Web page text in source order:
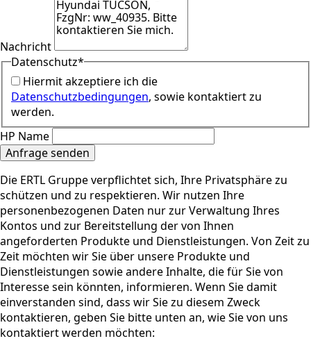
Nachricht
Datenschutz*
Hiermit akzeptiere ich die
Datenschutzbedingungen, sowie kontaktiert zu
werden.
HP Name
Anfrage senden
Die ERTL Gruppe verpflichtet sich, Ihre Privatsphäre zu
schützen und zu respektieren. Wir nutzen Ihre
personenbezogenen Daten nur zur Verwaltung Ihres
Kontos und zur Bereitstellung der von Ihnen
angeforderten Produkte und Dienstleistungen. Von Zeit zu
Zeit möchten wir Sie über unsere Produkte und
Dienstleistungen sowie andere Inhalte, die für Sie von
Interesse sein könnten, informieren. Wenn Sie damit
einverstanden sind, dass wir Sie zu diesem Zweck
kontaktieren, geben Sie bitte unten an, wie Sie von uns
kontaktiert werden möchten: